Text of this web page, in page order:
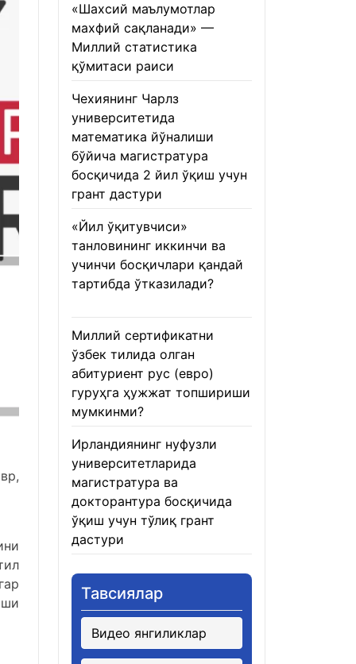
«Шахсий маълумотлар
махфий сақланади» —
Миллий статистика
қўмитаси раиси
Чехиянинг Чарлз
университетида
математика йўналиши
бўйича магистратура
босқичида 2 йил ўқиш учун
грант дастури
«Йил ўқитувчиси»
танловининг иккинчи ва
учинчи босқичлари қандай
тартибда ўтказилади?
Миллий сертификатни
ўзбек тилида олган
абитуриент рус (евро)
гуруҳга ҳужжат топшириши
мумкинми?
Ирландиянинг нуфузли
университетларида
магистратура ва
докторантура босқичида
ўқиш учун тўлиқ грант
дастури
Тавсиялар
Видео янгиликлар